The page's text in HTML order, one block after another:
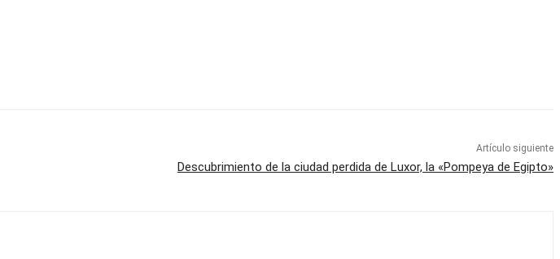
Artículo siguiente
Descubrimiento de la ciudad perdida de Luxor, la «Pompeya de Egipto»